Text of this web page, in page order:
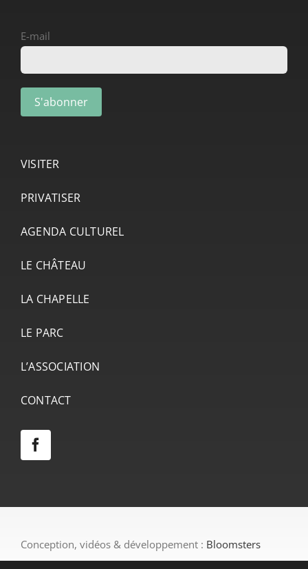
E-mail
VISITER
PRIVATISER
AGENDA CULTUREL
LE CHÂTEAU
LA CHAPELLE
LE PARC
L’ASSOCIATION
CONTACT
Conception, vidéos & développement : Bloomsters